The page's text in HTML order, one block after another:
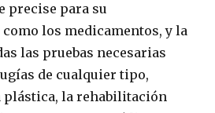
precise para su
los medicamentos, y la
las pruebas necesarias
de cualquier tipo,
la rehabilitación